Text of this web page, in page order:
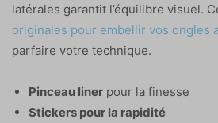
latérales garantit l’équilibre visuel.
originales pour embellir vos ongles
parfaire votre technique.
Pinceau liner pour la finesse
Stickers pour la rapidité